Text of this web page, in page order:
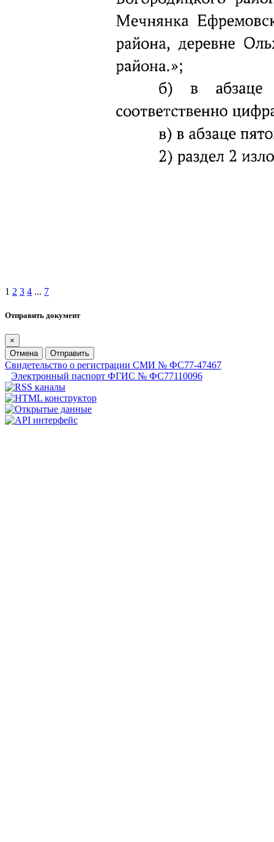
1 2 3 4 ... 7
Отправить документ
×
Отмена
Отправить
Свидетельство о регистрации СМИ № ФС77-47467
Электронный паспорт ФГИС № ФС77110096